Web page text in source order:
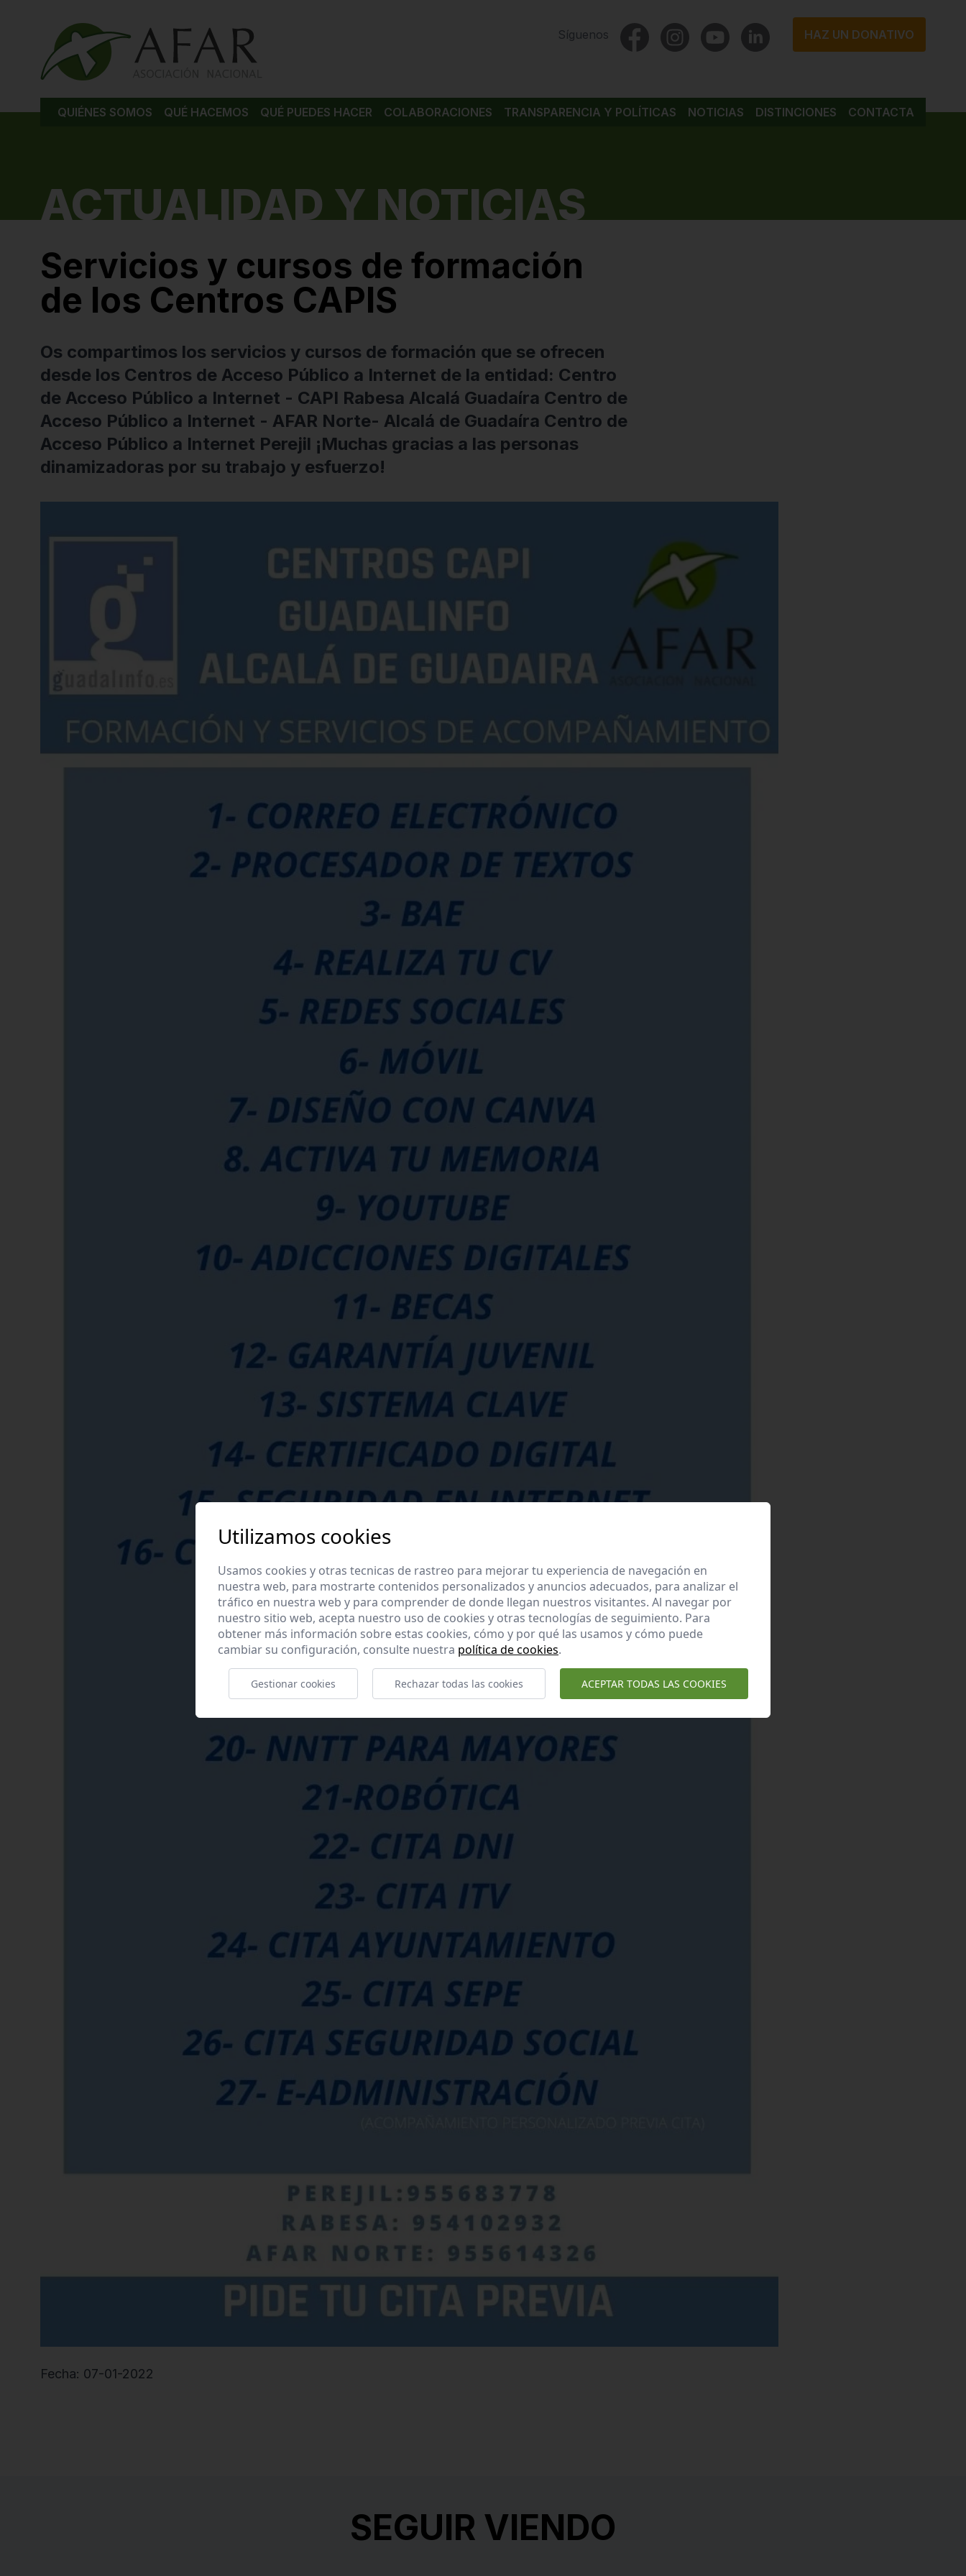
Síguenos HAZ UN DONATIVO
QUIÉNES SOMOS QUÉ HACEMOS QUÉ PUEDES HACER COLABORACIONES TRANSPARENCIA Y POLÍTICAS NOTICIAS DISTINCIONES CONTACTA
ACTUALIDAD Y NOTICIAS
Servicios y cursos de formación
de los Centros CAPIS
Os compartimos los servicios y cursos de formación que se ofrecen
desde los Centros de Acceso Público a Internet de la entidad: Centro
de Acceso Público a Internet - CAPI Rabesa Alcalá Guadaíra Centro de
Acceso Público a Internet - AFAR Norte- Alcalá de Guadaíra Centro de
Acceso Público a Internet Perejil ¡Muchas gracias a las personas
dinamizadoras por su trabajo y esfuerzo!
Fecha: 07-01-2022
SEGUIR VIENDO
Utilizamos cookies
Usamos cookies y otras tecnicas de rastreo para mejorar tu experiencia de navegación en
nuestra web, para mostrarte contenidos personalizados y anuncios adecuados, para analizar el
tráfico en nuestra web y para comprender de donde llegan nuestros visitantes. Al navegar por
nuestro sitio web, acepta nuestro uso de cookies y otras tecnologías de seguimiento. Para
obtener más información sobre estas cookies, cómo y por qué las usamos y cómo puede
cambiar su configuración, consulte nuestra política de cookies.
Gestionar cookies Rechazar todas las cookies ACEPTAR TODAS LAS COOKIES